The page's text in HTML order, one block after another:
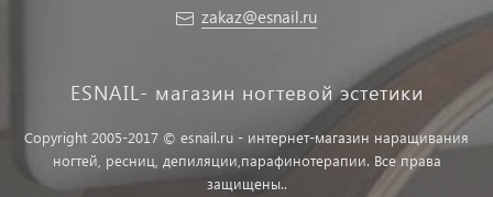
zakaz@esnail.ru
ESNAIL- магазин ногтевой эстетики
Copyright 2005-2017 © esnail.ru - интернет-магазин наращивания
ногтей, ресниц, депиляции,парафинотерапии. Все права
защищены..